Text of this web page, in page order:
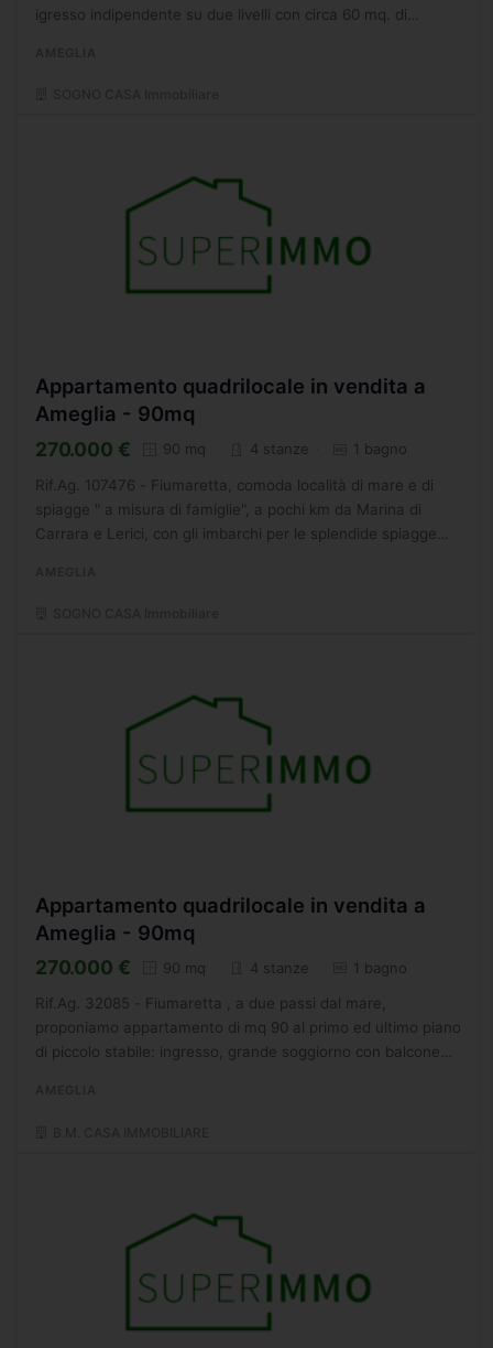
igresso indipendente su due livelli con circa 60 mq. di
Appartamento quadrilocale in vendita a
Ameglia - 90mq
270.000 € 90 mq 4 stanze 1 bagno
Rif.Ag. 107476 - Fiumaretta, comoda località di mare e di
spiagge " a misura di famiglie", a pochi km da Marina di
Carrara e Lerici, con gli imbarchi per le splendide spiagge
Appartamento quadrilocale in vendita a
Ameglia - 90mq
270.000 € 90 mq 4 stanze 1 bagno
Rif.Ag. 32085 - Fiumaretta , a due passi dal mare,
proponiamo appartamento di mq 90 al primo ed ultimo piano
di piccolo stabile: ingresso, grande soggiorno con balcone